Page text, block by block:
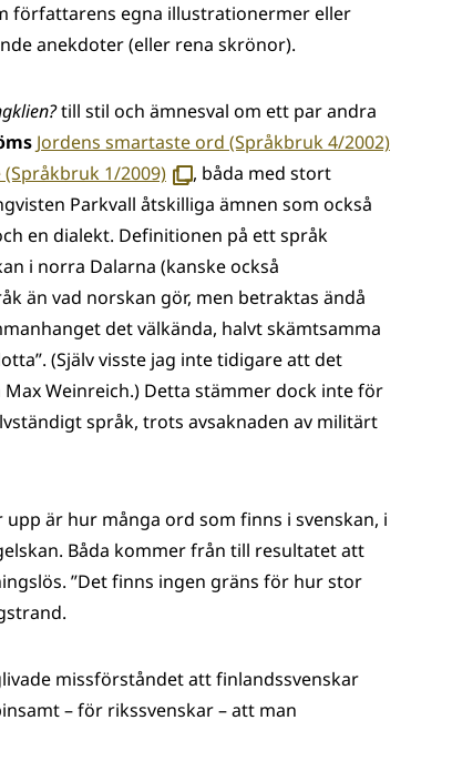
författarens egna illustrationermer eller
anekdoter (eller rena skrönor).
till stil och ämnesval om ett par andra
Jordens smartaste ord (Språkbruk 4/2002)(avautuu
1/2009)(avautuu
uuteen
ikkunaan)
, båda med stort
Parkvall åtskilliga ämnen som också
en dialekt. Definitionen på ett språk
i norra Dalarna (kanske också
än vad norskan gör, men betraktas ändå
det välkända, halvt skämtsamma
(Själv visste jag inte tidigare att det
Weinreich.) Detta stämmer dock inte för
språk, trots avsaknaden av militärt
är hur många ord som finns i svenskan, i
Båda kommer från till resultatet att
”Det finns ingen gräns för hur stor
missförståndet att finlandssvenskar
– för rikssvenskar – att man